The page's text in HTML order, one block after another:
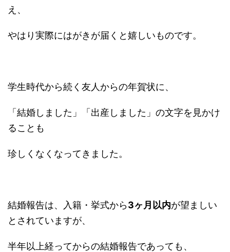
え、
やはり実際にはがきが届くと嬉しいものです。
学生時代から続く友人からの年賀状に、
「結婚しました」「出産しました」の文字を見かけ
ることも
珍しくなくなってきました。
結婚報告は、入籍・挙式から3ヶ月以内が望ましい
とされていますが、
半年以上経ってからの結婚報告であっても、